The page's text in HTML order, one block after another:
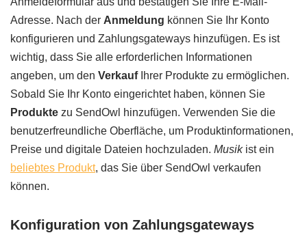
Adresse. Nach der Anmeldung können Sie Ihr Konto
konfigurieren und Zahlungsgateways hinzufügen. Es ist
wichtig, dass Sie alle erforderlichen Informationen
angeben, um den VerkaufIhrer Produkte zu ermöglichen.
Sobald Sie Ihr Konto eingerichtet haben, können Sie
Produkte zu SendOwl hinzufügen. Verwenden Sie die
benutzerfreundliche Oberfläche, um Produktinformationen,
Preise und digitale Dateien hochzuladen. Musikist ein
beliebtes Produkt, das Sie über SendOwl verkaufen
können.
Konfiguration von Zahlungsgateways